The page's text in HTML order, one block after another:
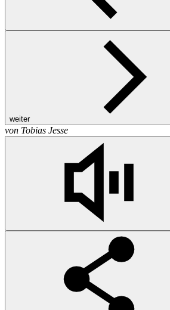
weiter
von Tobias Jesse